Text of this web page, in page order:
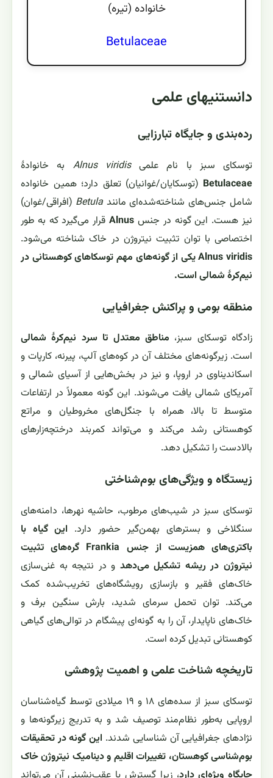
خانواده (تيره)
Betulaceae
دانستنیهای علمی
رده‌بندی و جایگاه تبارزایی
توسکای سبز با نام علمیAlnus viridis به خانوادهٔ
Betulaceae (توسکایان/غوانیان) تعلق دارد؛ همین خانواده
شامل جنس‌های شناخته‌شده‌ای مانندBetula (افراقی/غوان)
نیز هست. این گونه در جنس Alnusقرار می‌گیرد که به طور
اختصاصی با توان تثبیت نیتروژن در خاک شناخته می‌شود.
Alnus viridis یکی از گونه‌های مهم توسکاهای کوهستانی در
نیم‌کرهٔ شمالی است.
منطقه بومی و پراکنش جغرافیایی
زادگاه توسکای سبز، مناطق معتدل تا سرد نیم‌کرهٔ شمالی
است. زیرگونه‌های مختلف آن در کوه‌های آلپ، پیرنه، کارپات و
اسکاندیناوی در اروپا، و نیز در بخش‌هایی از آسیای شمالی و
آمریکای شمالی یافت می‌شوند. این گونه معمولاً در ارتفاعات
متوسط تا بالا، همراه با جنگل‌های مخروطیان و مراتع
کوهستانی رشد می‌کند و می‌تواند کمربند درختچه‌زارهای
بالادست را تشکیل دهد.
زیستگاه و ویژگی‌های بوم‌شناختی
توسکای سبز در شیب‌های مرطوب، حاشیه نهرها، دامنه‌های
سنگلاخی و بسترهای بهمن‌گیر حضور دارد. این گیاه با
باکتری‌های همزیست از جنس Frankia گره‌های تثبیت
نیتروژن در ریشه تشکیل می‌دهد و در نتیجه به غنی‌سازی
خاک‌های فقیر و بازسازی رویشگاه‌های تخریب‌شده کمک
می‌کند. توان تحمل سرمای شدید، بارش سنگین برف و
خاک‌های ناپایدار، آن را به گونه‌ای پیشگام در توالی‌های گیاهی
کوهستانی تبدیل کرده است.
تاریخچه شناخت علمی و اهمیت پژوهشی
توسکای سبز از سده‌های ۱۸ و ۱۹ میلادی توسط گیاه‌شناسان
اروپایی به‌طور نظام‌مند توصیف شد و به تدریج زیرگونه‌ها و
نژادهای جغرافیایی آن شناسایی شدند. این گونه در تحقیقات
بوم‌شناسی کوهستان، تغییرات اقلیم و دینامیک نیتروژن خاک